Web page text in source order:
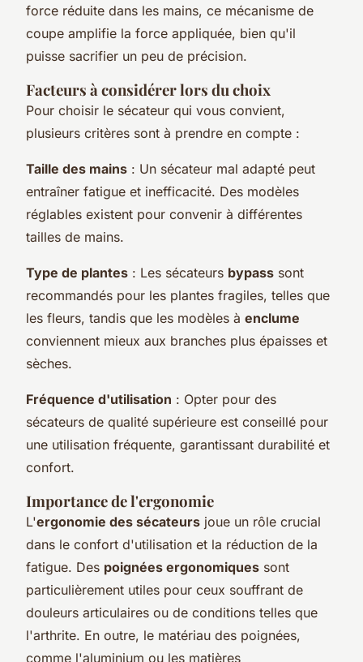
force réduite dans les mains, ce mécanisme de
coupe amplifie la force appliquée, bien qu'il
puisse sacrifier un peu de précision.
Facteurs à considérer lors du choix
Pour choisir le sécateur qui vous convient,
plusieurs critères sont à prendre en compte :
Taille des mains : Un sécateur mal adapté peut
entraîner fatigue et inefficacité. Des modèles
réglables existent pour convenir à différentes
tailles de mains.
Type de plantes : Les sécateurs bypass sont
recommandés pour les plantes fragiles, telles que
les fleurs, tandis que les modèles à enclume
conviennent mieux aux branches plus épaisses et
sèches.
Fréquence d'utilisation : Opter pour des
sécateurs de qualité supérieure est conseillé pour
une utilisation fréquente, garantissant durabilité et
confort.
Importance de l'ergonomie
L'ergonomie des sécateurs joue un rôle crucial
dans le confort d'utilisation et la réduction de la
fatigue. Des poignées ergonomiques sont
particulièrement utiles pour ceux souffrant de
douleurs articulaires ou de conditions telles que
l'arthrite. En outre, le matériau des poignées,
comme l'aluminium ou les matières